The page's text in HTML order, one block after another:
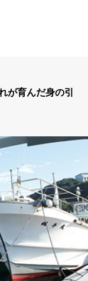
が育んだ身の引